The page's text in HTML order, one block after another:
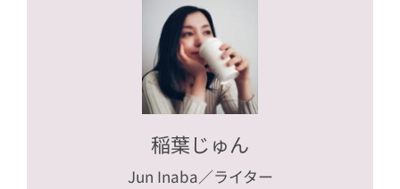
稲葉じゅん
Jun Inaba／ライター